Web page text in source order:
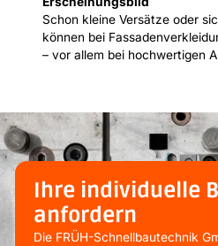
Schon kleine Versätze oder
können bei
– vor allem bei hochwertigen
Ihre individuelle
anfordern
Die FRÜH-Schnellbautechnik